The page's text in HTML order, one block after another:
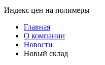
Индекс цен на полимеры
Главная
О компании
Новости
Новый склад